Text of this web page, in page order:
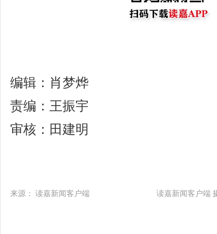
编辑：肖梦烨
责编：王振宇
审核：田建明
来源： 读嘉新闻客户端 读嘉新闻客户端